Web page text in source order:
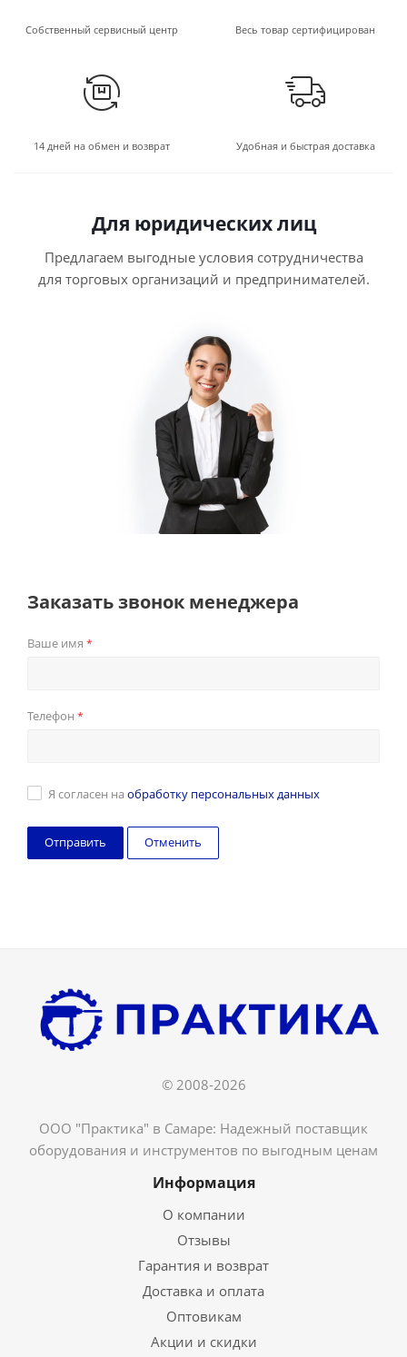
Собственный сервисный центр Весь товар сертифицирован
14 дней на обмен и возврат Удобная и быстрая доставка
Для юридических лиц
Предлагаем выгодные условия сотрудничества
для торговых организаций и предпринимателей.
Заказать звонок менеджера
Ваше имя *
Телефон *
Я согласен на обработку персональных данных
Отменить
© 2008-2026
ООО "Практика" в Самаре: Надежный поставщик
оборудования и инструментов по выгодным ценам
Информация
О компании
Отзывы
Гарантия и возврат
Доставка и оплата
Оптовикам
Акции и скидки